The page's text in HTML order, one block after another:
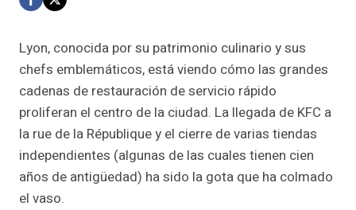
Lyon, conocida por su patrimonio culinario y sus
chefs emblemáticos, está viendo cómo las grandes
cadenas de restauración de servicio rápido
proliferan el centro de la ciudad. La llegada de KFC a
la rue de la République y el cierre de varias tiendas
independientes (algunas de las cuales tienen cien
años de antigüedad) ha sido la gota que ha colmado
el vaso.